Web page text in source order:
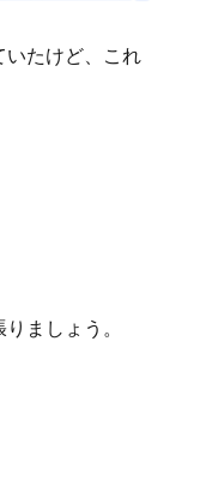
いたけど、これ
ましょう。